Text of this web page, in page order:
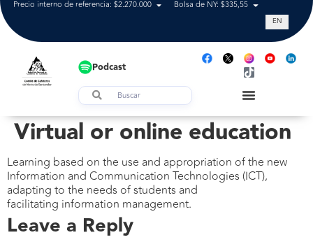
Precio interno de referencia: $2.270.000 Bolsa de NY: $335,55 Tasa de
EN
Podcast
Virtual or online education
Learning based on the use and appropriation of the new
Information and Communication Technologies (ICT),
adapting to the needs of students and
facilitating information management.
Leave a Reply